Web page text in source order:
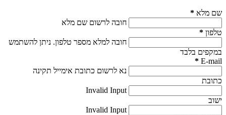
שם מלא *
חובה לרשום שם מלא
טלפון *
חובה למלא מספר טלפון. ניתן להשתמש
במקפים בלבד
E-mail
*
נא לרשום כתובת אימייל תקינה
כתובת
Invalid Input
ישוב
Invalid Input